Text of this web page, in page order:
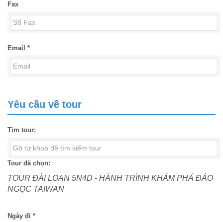
Fax
Email *
Yêu cầu về tour
Tìm tour:
Tour đã chọn:
TOUR ĐÀI LOAN 5N4D - HÀNH TRÌNH KHÁM PHÁ ĐẢO
NGỌC TAIWAN
Ngày đi *